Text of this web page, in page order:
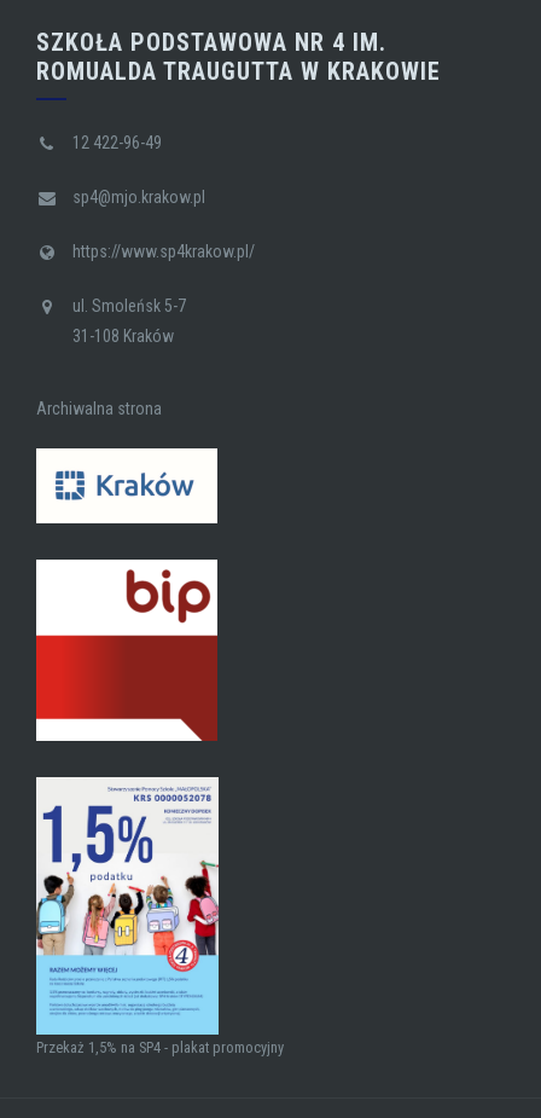
SZKOŁA PODSTAWOWA NR 4 IM.
ROMUALDA TRAUGUTTA W KRAKOWIE
12 422-96-49
sp4@mjo.krakow.pl
https://www.sp4krakow.pl/
ul. Smoleńsk 5-7
31-108 Kraków
Archiwalna strona
Przekaż 1,5% na SP4 - plakat promocyjny